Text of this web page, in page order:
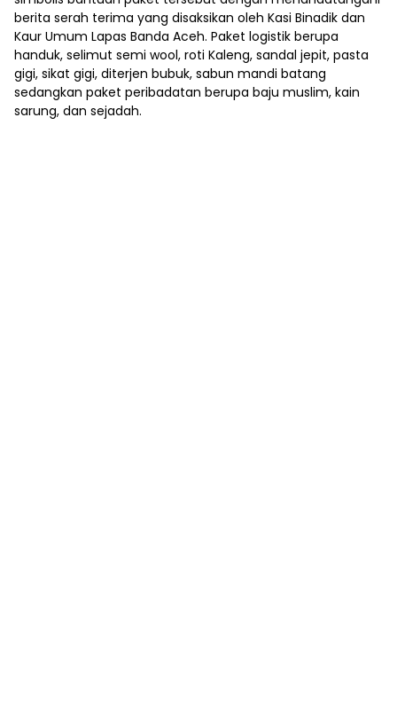
berita serah terima yang disaksikan oleh Kasi Binadik dan
Kaur Umum Lapas Banda Aceh. Paket logistik berupa
handuk, selimut semi wool, roti Kaleng, sandal jepit, pasta
gigi, sikat gigi, diterjen bubuk, sabun mandi batang
sedangkan paket peribadatan berupa baju muslim, kain
sarung, dan sejadah.